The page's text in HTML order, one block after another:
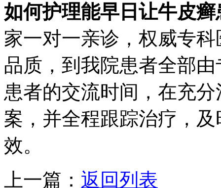
如何护理能早日让牛皮
家一对一亲诊，权威专
品质，到我院患者全部
患者的交流时间，在充
案，并全程跟踪治疗，
效。
上一篇： 返回列表